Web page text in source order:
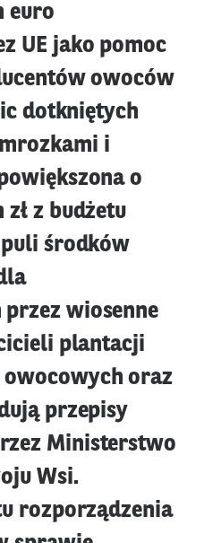
euro
UE jako pomoc
owoców
dotkniętych
i
o
z budżetu
środków
wiosenne
plantacji
oraz
przepisy
Ministerstwo
Wsi.
rozporządzenia